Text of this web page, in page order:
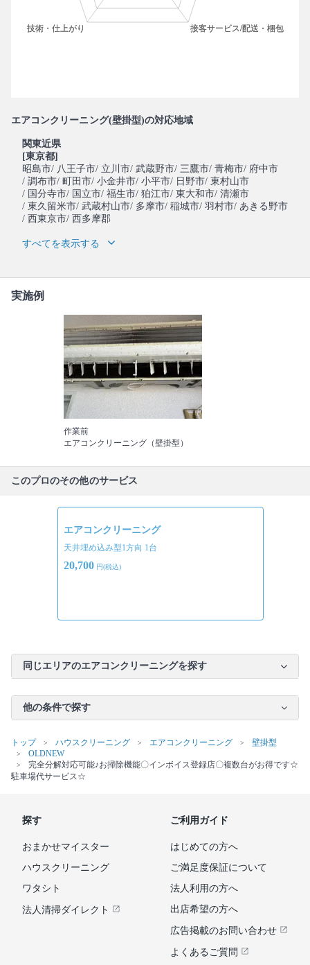
エアコンクリーニング(壁掛型)の対応地域
関東近県
[東京都]
昭島市/ 八王子市/ 立川市/ 武蔵野市/ 三鷹市/ 青梅市/ 府中市
/ 調布市/ 町田市/ 小金井市/ 小平市/ 日野市/ 東村山市
/ 国分寺市/ 国立市/ 福生市/ 狛江市/ 東大和市/ 清瀬市
/ 東久留米市/ 武蔵村山市/ 多摩市/ 稲城市/ 羽村市/ あきる野市
/ 西東京市/ 西多摩郡
すべてを表示する
実施例
作業前
エアコンクリーニング（壁掛型）
このプロのその他のサービス
エアコンクリーニング
天井埋め込み型1方向 1台
20,700円(税込)
同じエリアのエアコンクリーニングを探す
他の条件で探す
トップ ハウスクリーニング エアコンクリーニング
壁掛型
OLDNEW
完全分解対応可能♪お掃除機能〇インボイス登録店〇複数台がお得です☆
駐車場代サービス☆
探す
おまかせマイスター
ハウスクリーニング
ワタシト
法人清掃ダイレクト
ご利用ガイド
はじめての方へ
ご満足度保証について
法人利用の方へ
出店希望の方へ
広告掲載のお問い合わせ
よくあるご質問